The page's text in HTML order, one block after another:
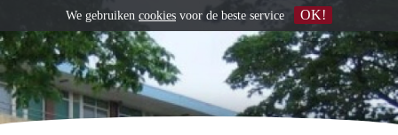
We gebruiken cookies voor de beste service OK!